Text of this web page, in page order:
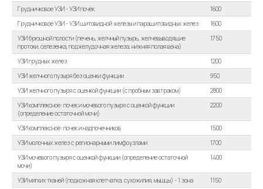
Грудничковое УЗИ - УЗИ почек
1600
Грудничковое УЗИ - УЗИ щитовидной железы и паращитовидных желез
1600
УЗИ брюшной полости (печень, желчный пузырь, желчевыводящие
протоки, селезенка, поджелудочная железа, нижняя полая вена)
1750
УЗИ грудных желез
1200
УЗИ желчного пузыря без оценки функции
950
УЗИ желчного пузыря с оценкой функции (с пробным завтраком)
2800
УЗИ комплексное: почек и мочевого пузыря с оценкой функции
(определение остаточной мочи)
2200
УЗИ комплексное: почек и надпочечников
1500
УЗИ молочных желез с регионарными лимфоузлами
1700
УЗИ мочевого пузыря с оценкой функции (определение остаточной
мочи)
1400
УЗИ мягких тканей (подкожная клетчатка, сухожилия, мышцы) - 1 зона
1150